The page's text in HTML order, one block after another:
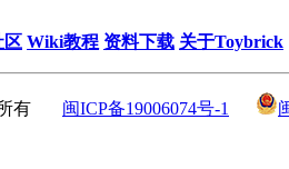
区 Wiki教程 资料下载 关于Toybrick
所有 闽ICP备19006074号-1